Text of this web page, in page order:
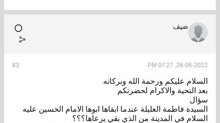
ضيف
#3 26-06-2022, 07:27 PM
السلام عليكم ورحمة الله وبركاته
بعد التحية والاكرام لحضرتكم
سؤال
السيدة فاطمة العليلة عندما ابقاها ابوها الامام الحسين عليه
السلام في المدينة من الذي بقي يرعاها؟؟؟